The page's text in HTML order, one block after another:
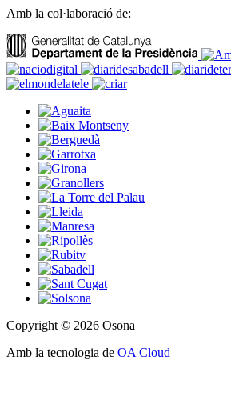
Amb la col·laboració de:
Copyright © 2026 Osona
Amb la tecnologia de OA Cloud